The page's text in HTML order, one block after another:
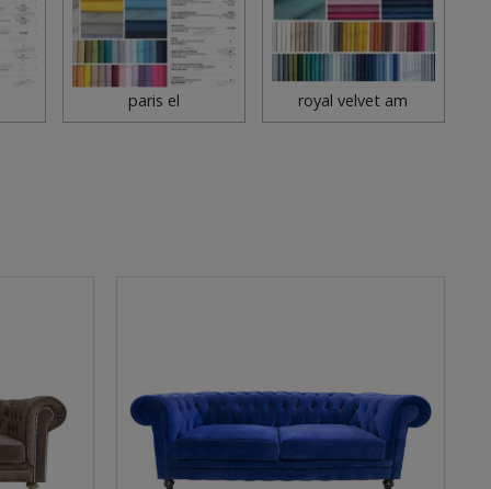
paris el royal velvet am